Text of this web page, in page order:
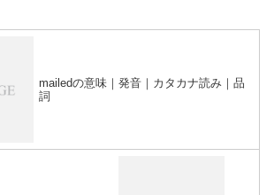
mailedの意味｜発音｜カタカナ読み｜品
詞